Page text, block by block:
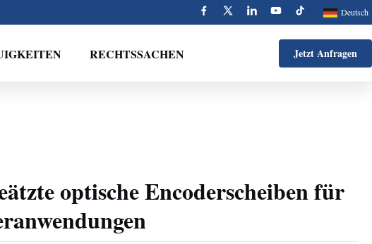
Deutsch
RECHTSSACHEN Jetzt Anfragen
optische Encoderscheiben für